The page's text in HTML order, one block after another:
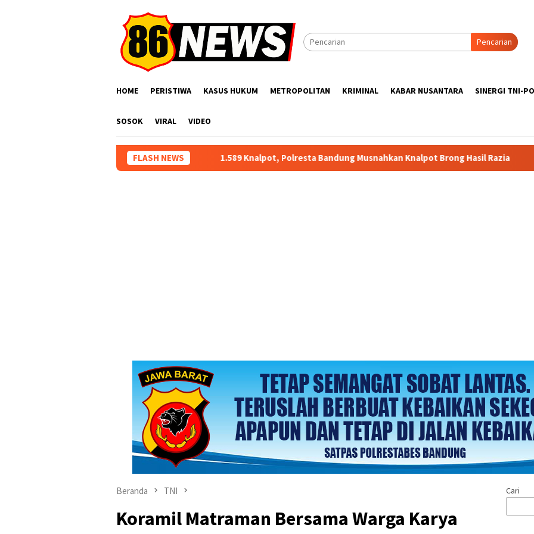
Pencarian
HOME PERISTIWA KASUS HUKUM METROPOLITAN KRIMINAL KABAR NUSANTARA SINERGI TNI-
SOSOK VIRAL VIDEO
FLASH NEWS
1.589 Knalpot, Polresta Bandung Musnahkan Knalpot Brong Hasil Razia Dugaan
Beranda TNI
Koramil Matraman Bersama Warga Karya
Cari